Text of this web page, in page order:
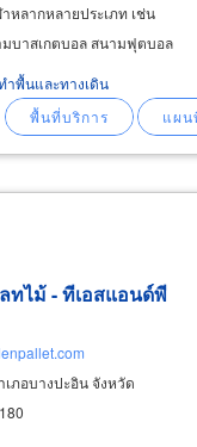
หลากหลายประเภท เช่น
บาสเกตบอล สนามฟุตบอล
ามเด็กเล่น และโรงยิม
นสากลจาก iaaf และ itf พื้น
ดเกรด (food
ำพื้นและทางเดิน
ทไม้ - ทีเอสแอนด์พี
เภอบางปะอิน จังหวัด